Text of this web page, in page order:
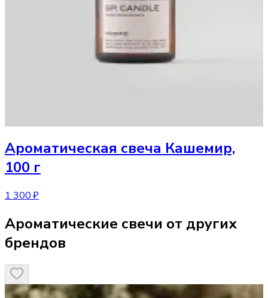
Ароматическая свеча Кашемир,
100 г
1 300 ₽
Ароматические свечи от других
брендов